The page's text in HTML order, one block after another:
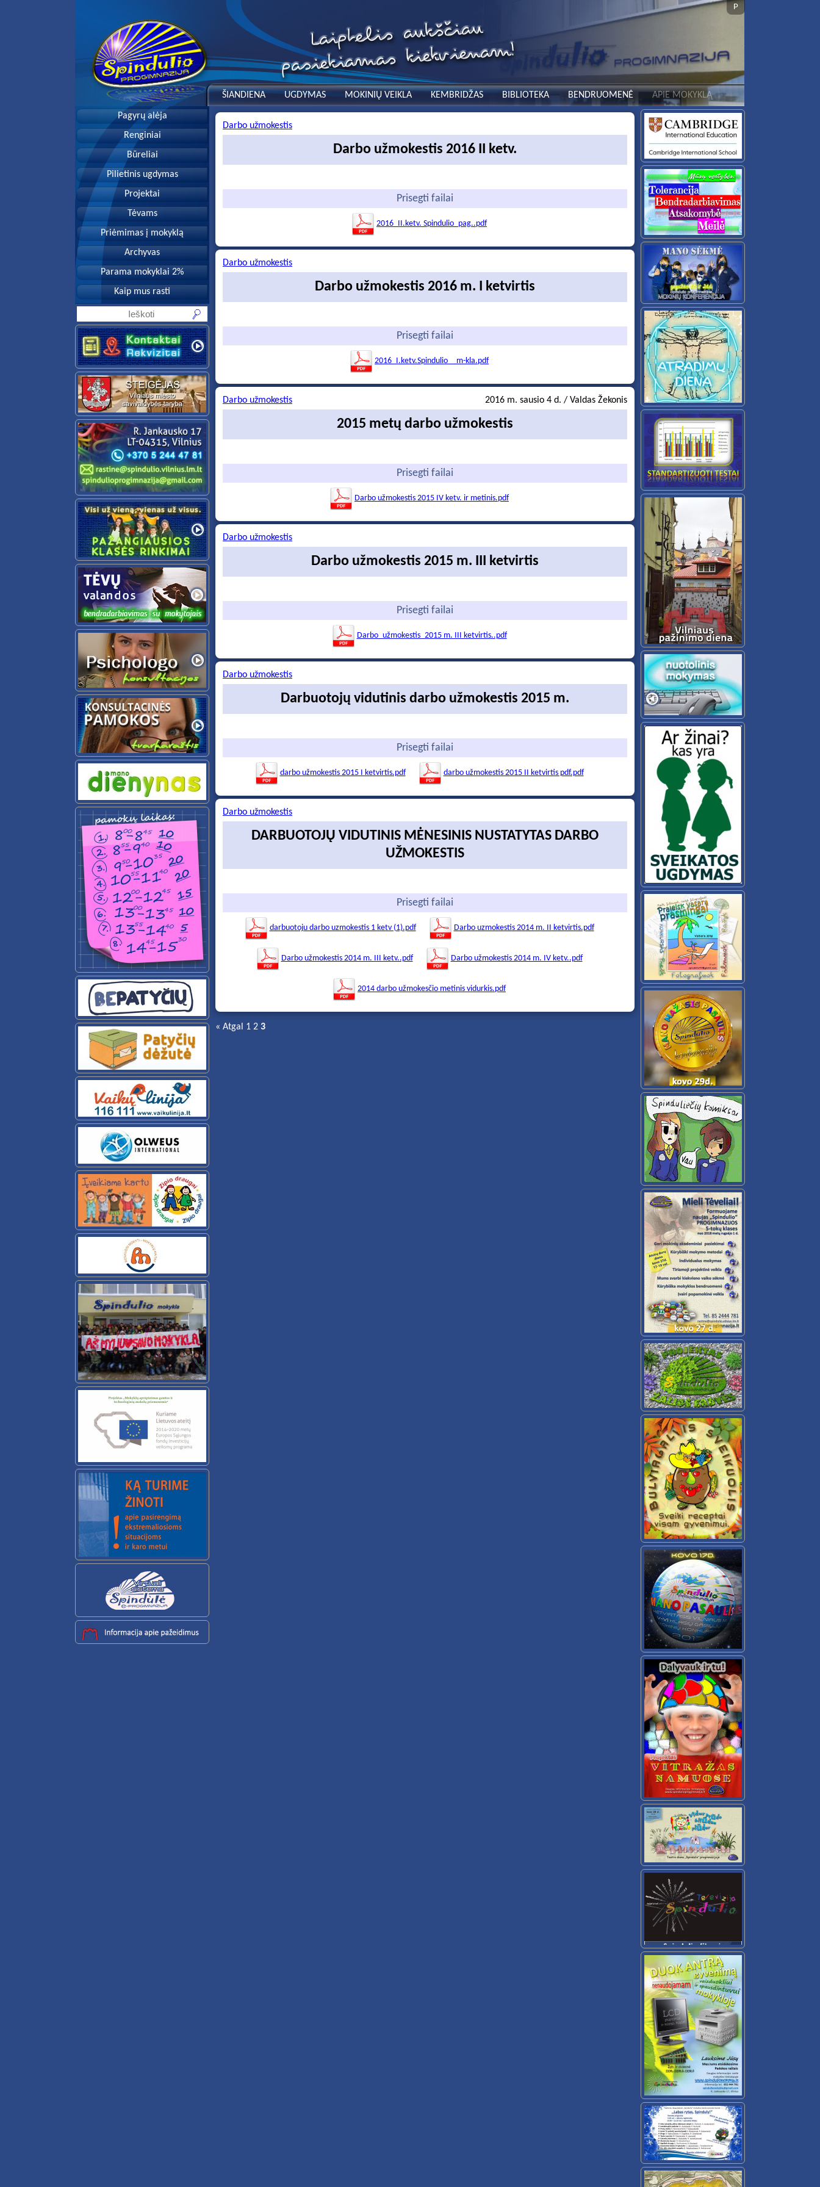
ŠIANDIENA UGDYMAS MOKINIŲ VEIKLA KEMBRIDŽAS BIBLIOTEKA BENDRUOMENĖ APIE MOKYKLĄ
P
Pagyrų alėja
Renginiai
Būreliai
Pilietinis ugdymas
Projektai
Tėvams
Priėmimas į mokyklą
Archyvas
Parama mokyklai 2%
Kaip mus rasti
Darbo užmokestis
Darbo užmokestis 2016 II ketv.
Prisegti failai
2016_II.ketv. Spindulio_pag..pdf
Darbo užmokestis
Darbo užmokestis 2016 m. I ketvirtis
Prisegti failai
2016_I.ketv.Spindulio__m-kla.pdf
Darbo užmokestis 2016 m. sausio 4 d. / Valdas Žekonis
2015 metų darbo užmokestis
Prisegti failai
Darbo užmokestis 2015 IV ketv. ir metinis.pdf
Darbo užmokestis
Darbo užmokestis 2015 m. III ketvirtis
Prisegti failai
Darbo_užmokestis_2015 m. III ketvirtis..pdf
Darbo užmokestis
Darbuotojų vidutinis darbo užmokestis 2015 m.
Prisegti failai
darbo užmokestis 2015 I ketvirtis.pdf darbo užmokestis 2015 II ketvirtis pdf.pdf
Darbo užmokestis
DARBUOTOJŲ VIDUTINIS MĖNESINIS NUSTATYTAS DARBO
UŽMOKESTIS
Prisegti failai
darbuotoju darbo uzmokestis 1 ketv (1).pdf Darbo uzmokestis 2014 m. II ketvirtis.pdf
Darbo užmokestis 2014 m. III ketv..pdf Darbo užmokestis 2014 m. IV ketv..pdf
2014 darbo užmokesčio metinis vidurkis.pdf
« Atgal 1 2 3